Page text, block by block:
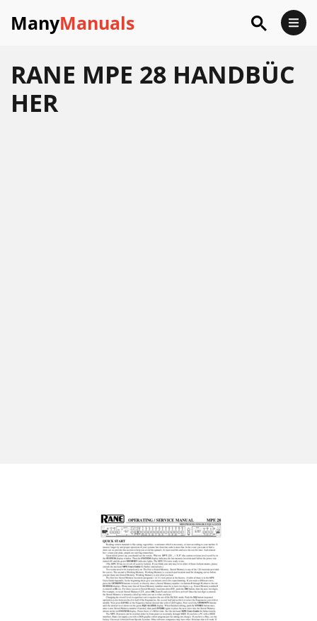
ManyManuals
RANE MPE 28 HANDBÜC
HER